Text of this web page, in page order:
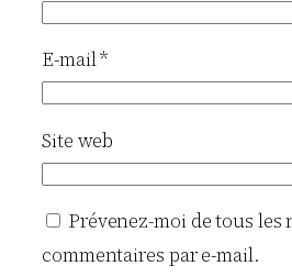
E-mail*
Site web
Prévenez-moi de tous les
commentaires par e-mail.